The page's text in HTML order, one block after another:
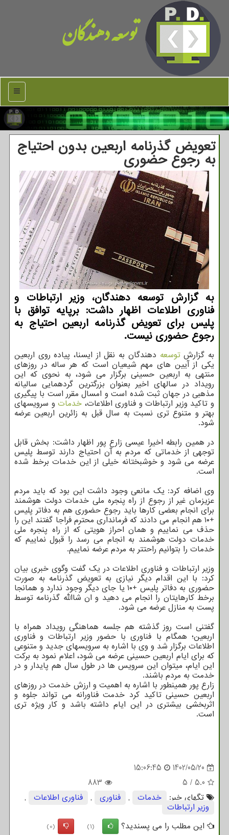
توسعه دهندگان
منو
تعویض گذرنامه اربعین بدون احتیاج
به رجوع حضوری
به گزارش توسعه دهندگان، وزیر ارتباطات و
فناوری اطلاعات اظهار داشت: برپایه توافق با
پلیس برای تعویض گذرنامه اربعین احتیاج به
رجوع حضوری نیست.
به گزارشتوسعه دهندگان به نقل از ایسنا، پیاده روی اربعین
یکی از آیین های مهم شیعیان است که هر ساله در روزهای
منتهی به اربعین حسینی برگزار می شود، به نحوی که این
رویداد در سالهای اخیر بعنوان بزرگترین گردهمایی سالیانه
مذهبی در جهان ثبت شده است و امسال مقرر است با پیگیری
و تاکید وزیر ارتباطات و فناوری اطلاعات، خدماتو سرویسهای
بهتر و متنوع تری نسبت به سال قبل به زائرین اربعین عرضه
شود.
در همین رابطه اخیرا عیسی زارع پور اظهار داشت: بخش قابل
توجهی از خدماتی که مردم به آن احتیاج دارند توسط پلیس
عرضه می شود و خوشبختانه خیلی از این خدمات برخط شده
است.
وی اضافه کرد: یک مانعی وجود داشت این بود که باید مردم
عزیزمان غیر از رجوع از راه پنجره ملی خدمات دولت هوشمند
برای انجام بعضی کارها باید رجوع حضوری هم به دفاتر پلیس
+۱۰ هم انجام می دادند که فرمانداری محترم فراجا گفتند این را
حذف می نماییم و همان احراز هویتی که از راه پنجره ملی
خدمات دولت هوشمند به انجام می رسد را قبول نماییم که
خدمات را بتوانیم راحتتر به مردم عرضه نماییم.
وزیر ارتباطات و فناوری اطلاعات در یک گفت وگوی خبری بیان
کرد: با این اقدام دیگر نیازی به تعویض گذرنامه به صورت
حضوری به دفاتر پلیس +۱۰ یا جای دیگر وجود ندارد و همانجا
برخط کارهایتان را انجام می دهید و ان شاالله گذرنامه توسط
پست به منازل عرضه می شود.
گفتنی است روز گذشته هم جلسه هماهنگی رویداد همراه با
اربعین؛ همگام با فناوری با حضور وزیر ارتباطات و فناوری
اطلاعات برگزار شد و وی با اشاره به سرویسهای جدید و متنوعی
که برای ایام اربعین حسینی عرضه می شود، اعلام نمود به برکت
این ایام، میتوان این سرویس ها در طول سال هم پایدار و در
خدمت به مردم باشند.
زارع پور همینطور با اشاره به اهمیت و ارزش خدمت در روزهای
اربعین حسینی تاکید کرد خدمت فناورانه می تواند جلوه و
اثربخشی بیشتری در این ایام داشته باشد و کار ویژه تری
است.
1402/05/20
15:06:45
5.0
/
5
883
تگهای خبر:
خدمات , فناوری , فناوری اطلاعات ,
وزیر ارتباطات
این مطلب را می پسندید؟
(1)
(0)